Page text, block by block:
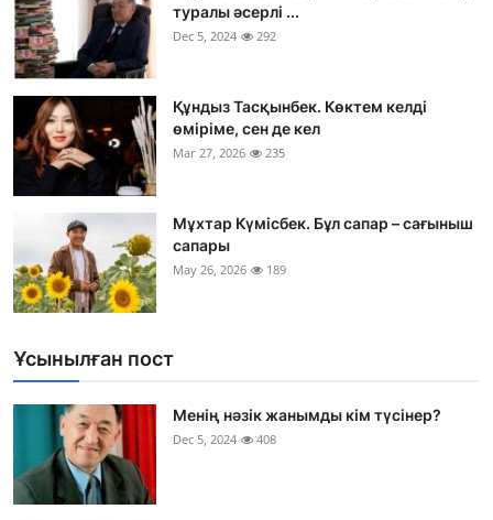
туралы әсерлі ...
Dec 5, 2024 292
Құндыз Тасқынбек. Көктем келді
өміріме, сен де кел
Mar 27, 2026 235
Мұхтар Күмісбек. Бұл сапар – сағыныш
сапары
May 26, 2026 189
Ұсынылған пост
Менің нәзік жанымды кім түсінер?
Dec 5, 2024 408